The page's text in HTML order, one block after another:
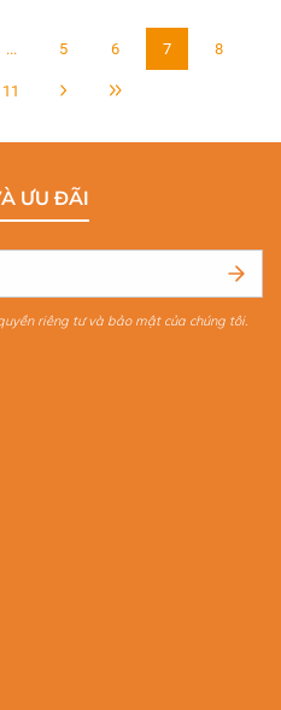
... 5 6 7 8
11
ƯU ĐÃI
riêng tư và bảo mật của chúng tôi.